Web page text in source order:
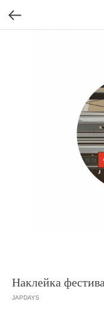
Наклейка
JAPDAYS